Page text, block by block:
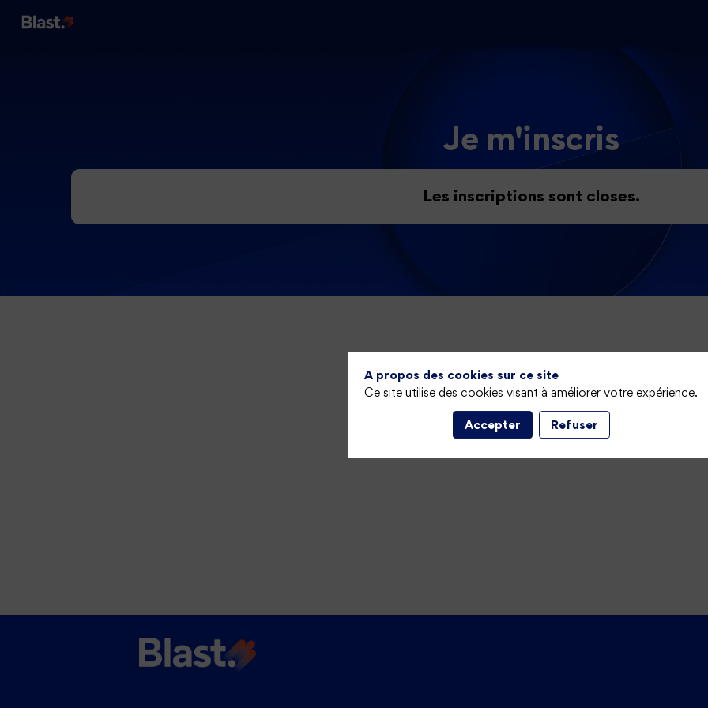
Je m'inscris
Les inscriptions sont closes.
A propos des cookies sur ce site
Ce site utilise des cookies visant à améliorer votre expérience.
Accepter Refuser